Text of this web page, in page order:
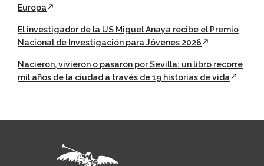
Europa
El investigador de la US Miguel Anaya recibe el Premio
Nacional de Investigación para Jóvenes 2026
Nacieron, vivieron o pasaron por Sevilla: un libro recorre
mil años de la ciudad a través de 19 historias de vida